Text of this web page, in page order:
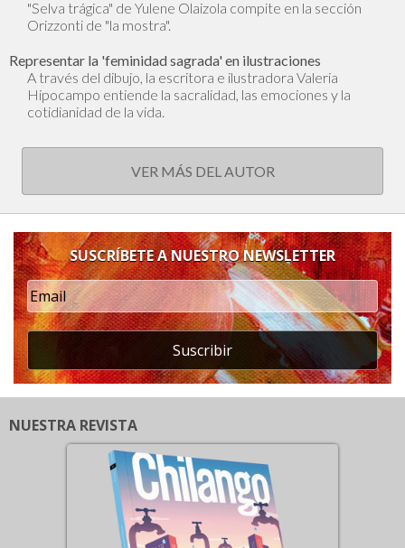
"Selva trágica" de Yulene Olaizola compite en la sección
Orizzonti de "la mostra".
Representar la 'feminidad sagrada' en ilustraciones
A través del dibujo, la escritora e ilustradora Valeria
Hipocampo entiende la sacralidad, las emociones y la
cotidianidad de la vida.
VER MÁS DEL AUTOR
SUSCRÍBETE A NUESTRO NEWSLETTER
Suscribir
NUESTRA REVISTA